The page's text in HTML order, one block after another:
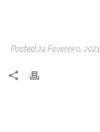
Posted24 Fevereiro, 2021